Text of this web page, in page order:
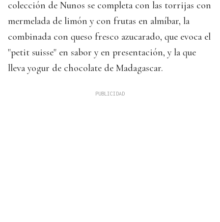
colección de Nunos se completa con las torrijas con
mermelada de limón y con frutas en almíbar, la
combinada con queso fresco azucarado, que evoca el
"petit suisse" en sabor y en presentación, y la que
lleva yogur de chocolate de Madagascar.